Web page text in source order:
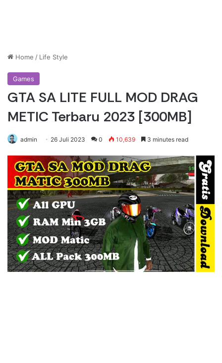
Home / Life Style
Games
GTA SA LITE FULL MOD DRAG
METIC Terbaru 2023 [300MB]
admin 26 Juli 2023 0 10,639 3 minutes read